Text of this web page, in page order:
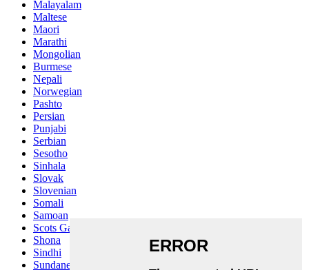
Malayalam
Maltese
Maori
Marathi
Mongolian
Burmese
Nepali
Norwegian
Pashto
Persian
Punjabi
Serbian
Sesotho
Sinhala
Slovak
Slovenian
Somali
Samoan
Scots Gaelic
Shona
Sindhi
Sundanese